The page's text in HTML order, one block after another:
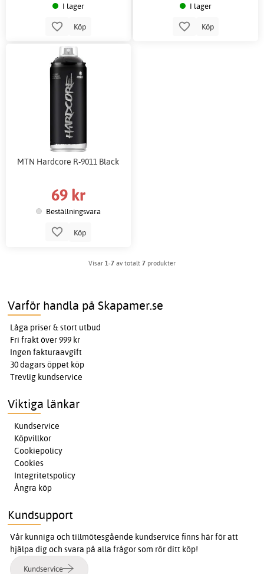
I lager
Köp
I lager
Köp
MTN Hardcore R-9011 Black
69 kr
Beställningsvara
Köp
Visar 1-7 av totalt 7 produkter
Varför handla på Skapamer.se
Låga priser & stort utbud
Fri frakt över 999 kr
Ingen fakturaavgift
30 dagars öppet köp
Trevlig kundservice
Viktiga länkar
Kundservice
Köpvillkor
Cookiepolicy
Cookies
Integritetspolicy
Ångra köp
Kundsupport
Vår kunniga och tillmötesgående kundservice finns här för att
hjälpa dig och svara på alla frågor som rör ditt köp!
Kundservice